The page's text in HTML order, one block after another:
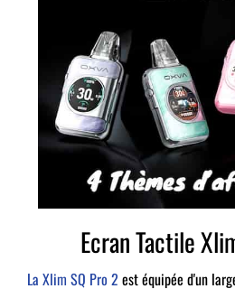
Ecran Tactile
La Xlim SQ Pro 2 est équipée d'un